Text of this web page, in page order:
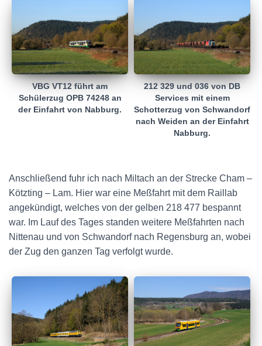
VBG VT12 führt am
Schülerzug OPB 74248 an
der Einfahrt von Nabburg.
212 329 und 036 von DB
Services mit einem
Schotterzug von Schwandorf
nach Weiden an der Einfahrt
Nabburg.
Anschließend fuhr ich nach Miltach an der Strecke Cham –
Kötzting – Lam. Hier war eine Meßfahrt mit dem Raillab
angekündigt, welches von der gelben 218 477 bespannt
war. Im Lauf des Tages standen weitere Meßfahrten nach
Nittenau und von Schwandorf nach Regensburg an, wobei
der Zug den ganzen Tag verfolgt wurde.